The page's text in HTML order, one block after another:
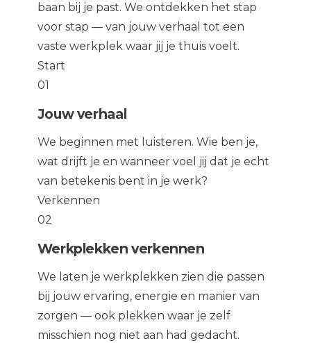
baan bij je past. We ontdekken het stap
voor stap — van jouw verhaal tot een
vaste werkplek waar jij je thuis voelt.
Start
01
Jouw verhaal
We beginnen met luisteren. Wie ben je,
wat drijft je en wanneer voel jij dat je echt
van betekenis bent in je werk?
Verkennen
02
Werkplekken verkennen
We laten je werkplekken zien die passen
bij jouw ervaring, energie en manier van
zorgen — ook plekken waar je zelf
misschien nog niet aan had gedacht.